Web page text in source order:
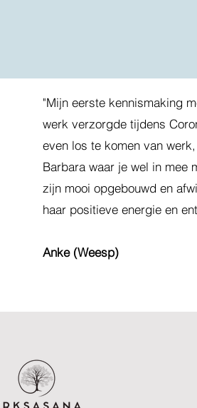
"Mijn eerste kennismaking
werk verzorgde tijdens
even los te komen van
Barbara waar je wel in mee
zijn mooi opgebouwd en
haar positieve energie en
Anke (Weesp)